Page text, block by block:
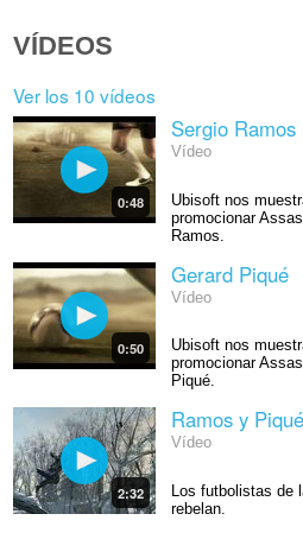
VÍDEOS
Ver los 10 vídeos
0:48
Sergio Ramos
Vídeo
Ubisoft nos
promocionar
Ramos.
0:50
Gerard Piqué
Vídeo
Ubisoft nos
promocionar
Piqué.
2:32
Ramos y Piqué
Vídeo
Los futbolistas de
rebelan.